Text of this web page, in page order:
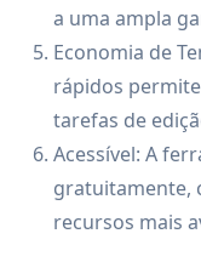
a uma ampla
Economia de
rápidos
tarefas de
Acessível: A
gratuitamente,
recursos mais